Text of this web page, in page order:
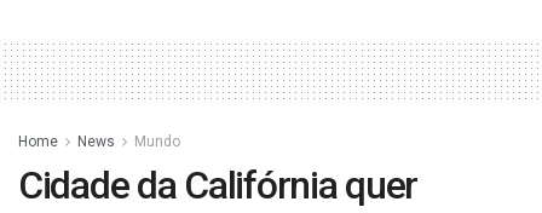
Home News Mundo
Cidade da Califórnia quer